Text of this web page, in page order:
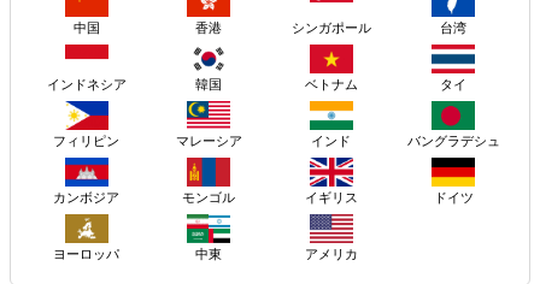
中国 香港 シンガポール 台湾
インドネシア 韓国 ベトナム タイ
フィリピン マレーシア インド バングラデシュ
カンボジア モンゴル イギリス ドイツ
ヨーロッパ 中東 アメリカ